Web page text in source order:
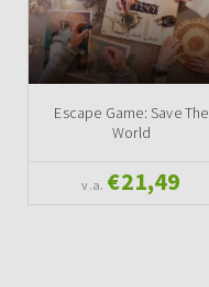
Escape Game: Save The
World
v.a. €21,49